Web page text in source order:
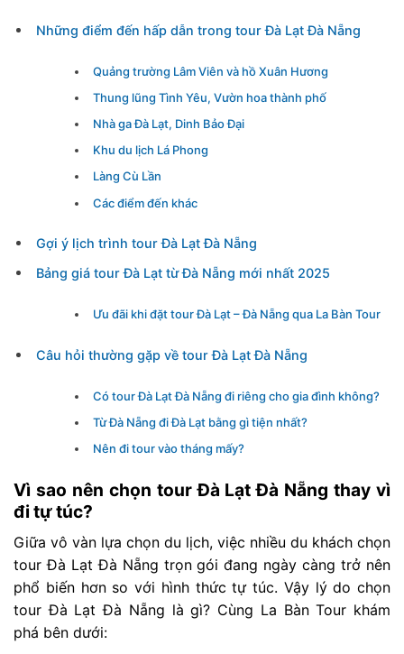
Những điểm đến hấp dẫn trong tour Đà Lạt Đà Nẵng
Quảng trường Lâm Viên và hồ Xuân Hương
Thung lũng Tình Yêu, Vườn hoa thành phố
Nhà ga Đà Lạt, Dinh Bảo Đại
Khu du lịch Lá Phong
Làng Cù Lần
Các điểm đến khác
Gợi ý lịch trình tour Đà Lạt Đà Nẵng
Bảng giá tour Đà Lạt từ Đà Nẵng mới nhất 2025
Ưu đãi khi đặt tour Đà Lạt – Đà Nẵng qua La Bàn Tour
Câu hỏi thường gặp về tour Đà Lạt Đà Nẵng
Có tour Đà Lạt Đà Nẵng đi riêng cho gia đình không?
Từ Đà Nẵng đi Đà Lạt bằng gì tiện nhất?
Nên đi tour vào tháng mấy?
Vì sao nên chọn tour Đà Lạt Đà Nẵng thay vì
đi tự túc?
Giữa vô vàn lựa chọn du lịch, việc nhiều du khách chọn
tour Đà Lạt Đà Nẵng trọn gói đang ngày càng trở nên
phổ biến hơn so với hình thức tự túc. Vậy lý do chọn
tour Đà Lạt Đà Nẵng là gì? Cùng La Bàn Tour khám
phá bên dưới: